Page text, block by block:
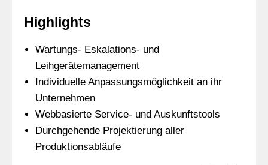
Highlights
Wartungs- Eskalations- und
Leihgerätemanagement
Individuelle Anpassungsmöglichkeit an ihr
Unternehmen
Webbasierte Service- und Auskunftstools
Durchgehende Projektierung aller
Produktionsabläufe